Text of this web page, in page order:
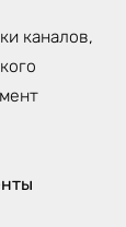
каналов,